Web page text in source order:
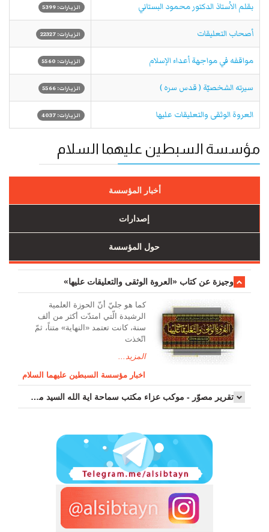
بقلم الاُستاذ الدكتور محمود البستاني الزيارات: 5399
أصحاب التعليقات الزيارات: 22327
مواقفه في مواجهة أعداء الإسلام الزيارات: 5560
سيرته الشخصيّة ( قدس‏ سره ) الزيارات: 5566
العروة الوثقى والتعليقات عليها الزيارات: 4037
مؤسسة السبطين عليهما السلام
أخبار المؤسسة
إصدارات
حول المؤسسة
وجیزة عن کتاب «العروة الوثقی والتعلیقات علیها»
کما هو جليّ أنّ الحوزة العلمیة
الرشیدة الّتي امتدّت أكثر من ألف
سنة، كانت تعتمد «النهاية» متناً، ثمّ
اتّخذت
المزيد...
اخبار مؤسسة السبطين عليهما السلام
تقرير مصوّر - موكب عزاء مکتب سماحة اية الله السيد مرتضى الموسوي الاصفهاني في يوم إستشهاد السيدة فاطم...